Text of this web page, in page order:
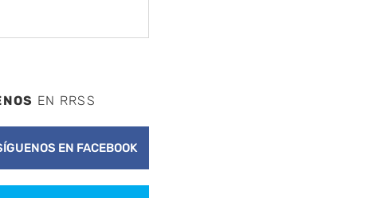
EN RRSS
EN FACEBOOK